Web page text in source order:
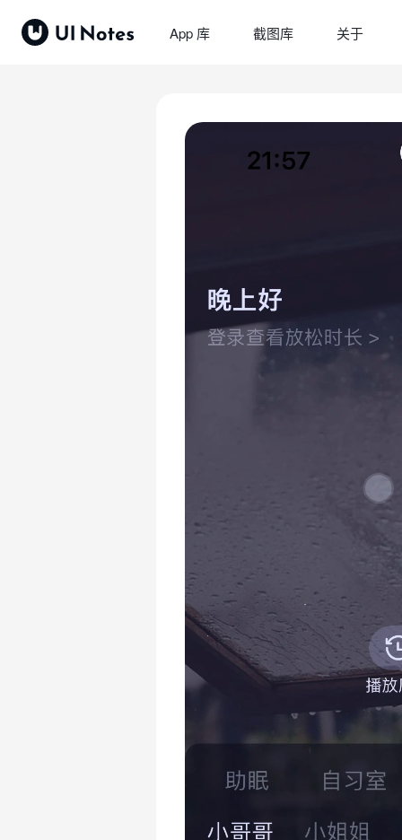
App 库 截图库 关于